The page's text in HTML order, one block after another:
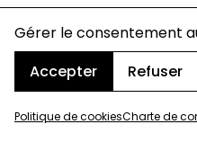
Gérer le consentement
Accepter
Refuser
Politique de cookiesCharte de